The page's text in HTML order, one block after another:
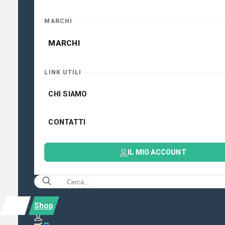
MARCHI
MARCHI
LINK UTILI
CHI SIAMO
CONTATTI
IL MIO ACCOUNT
Shop